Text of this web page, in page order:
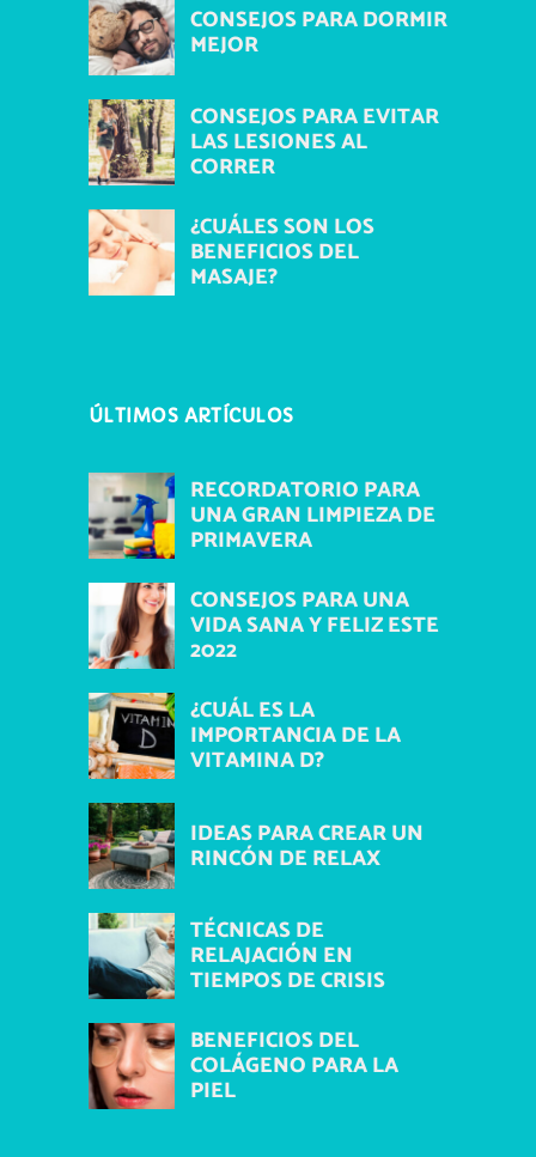
CONSEJOS PARA DORMIR
MEJOR
CONSEJOS PARA EVITAR
LAS LESIONES AL
CORRER
¿CUÁLES SON LOS
BENEFICIOS DEL
MASAJE?
ÚLTIMOS ARTÍCULOS
RECORDATORIO PARA
UNA GRAN LIMPIEZA DE
PRIMAVERA
CONSEJOS PARA UNA
VIDA SANA Y FELIZ ESTE
2022
¿CUÁL ES LA
IMPORTANCIA DE LA
VITAMINA D?
IDEAS PARA CREAR UN
RINCÓN DE RELAX
TÉCNICAS DE
RELAJACIÓN EN
TIEMPOS DE CRISIS
BENEFICIOS DEL
COLÁGENO PARA LA
PIEL